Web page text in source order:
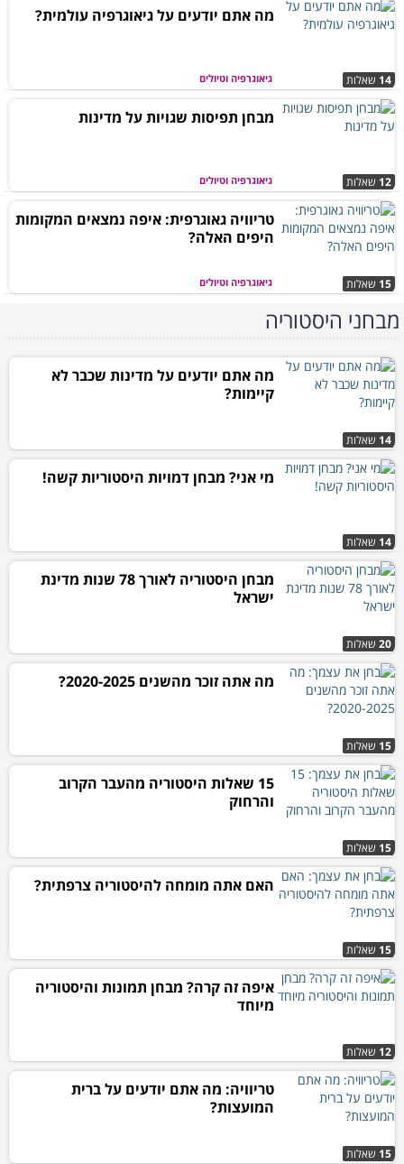
גיאוגרפיה וטיולים 14 שאלות
מה אתם יודעים על גיאוגרפיה עולמית?
גיאוגרפיה וטיולים 12 שאלות
מבחן תפיסות שגויות על מדינות
גיאוגרפיה וטיולים 15 שאלות
טריוויה גאוגרפית: איפה נמצאים המקומות
היפים האלה?
מבחני היסטוריה
14 שאלות
מה אתם יודעים על מדינות שכבר לא
קיימות?
14 שאלות
מי אני? מבחן דמויות היסטוריות קשה!
20 שאלות
מבחן היסטוריה לאורך 78 שנות מדינת
ישראל
15 שאלות
מה אתה זוכר מהשנים 2020-2025?
15 שאלות
15 שאלות היסטוריה מהעבר הקרוב
והרחוק
15 שאלות
האם אתה מומחה להיסטוריה צרפתית?
12 שאלות
איפה זה קרה? מבחן תמונות והיסטוריה
מיוחד
15 שאלות
טריוויה: מה אתם יודעים על ברית
המועצות?